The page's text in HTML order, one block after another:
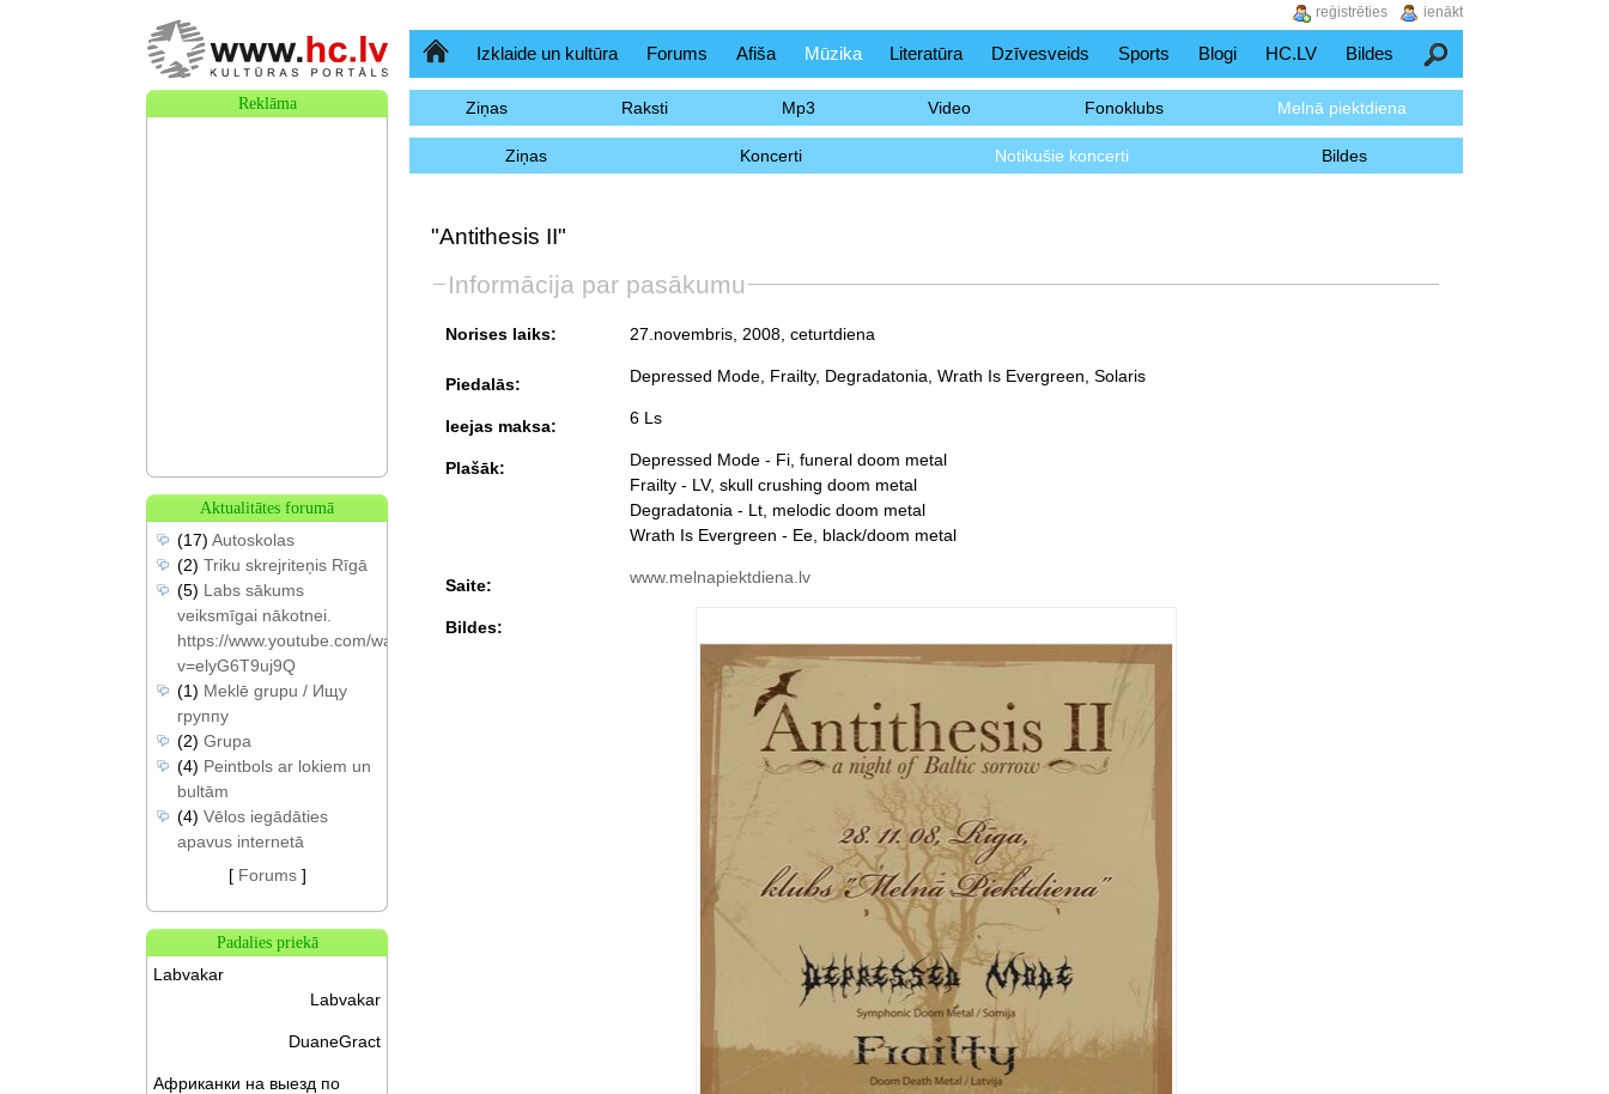
SākumlapaIzklaide un kultūra Forums Afiša Mūzika Literatūra Dzīvesveids Sports Blogi HC.LV Bildes Meklēšana
Ziņas Raksti Mp3 Video Fonoklubs Melnā piektdiena
Ziņas Koncerti Notikušie koncerti Bildes
"Antithesis II"
Informācija par pasākumu
Norises laiks: 27.novembris, 2008, ceturtdiena
Piedalās: Depressed Mode, Frailty, Degradatonia, Wrath Is Evergreen, Solaris
Ieejas maksa: 6 Ls
Plašāk:
Depressed Mode - Fi, funeral doom metal
Frailty - LV, skull crushing doom metal
Degradatonia - Lt, melodic doom metal
Wrath Is Evergreen - Ee, black/doom metal
Saite: www.melnapiektdiena.lv
Bildes:
Reklāma
Aktualitātes forumā
(17) Autoskolas
(2) Triku skrejriteņis Rīgā
(5) Labs sākums
veiksmīgai nākotnei.
https://www.youtube.com/watch?
v=elyG6T9uj9Q
(1) Meklē grupu / Ищу
группу
(2) Grupa
(4) Peintbols ar lokiem un
bultām
(4) Vēlos iegādāties
apavus internetā
[ Forums]
Padalies priekā
Labvakar
Labvakar
DuaneGract
Африканки на выезд по
ienākt
reģistrēties